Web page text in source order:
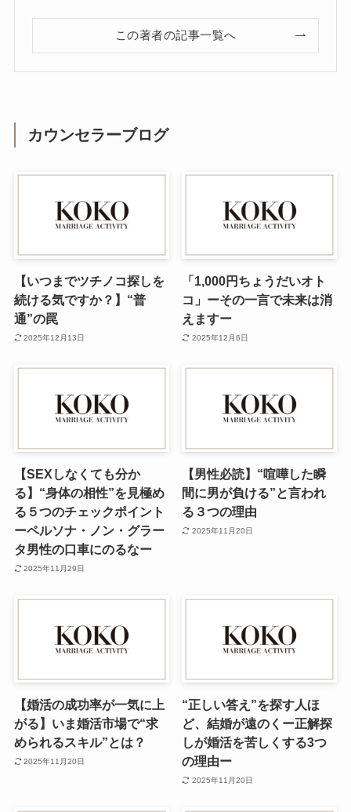
この著者の記事一覧へ
カウンセラーブログ
【いつまでツチノコ探しを
続ける気ですか？】“普
通”の罠
2025年12月13日
「1,000円ちょうだいオト
コ」ーその一言で未来は消
えますー
2025年12月6日
【SEXしなくても分か
る】“身体の相性”を見極め
る５つのチェックポイント
ーペルソナ・ノン・グラー
タ男性の口車にのるなー
2025年11月29日
【男性必読】“喧嘩した瞬
間に男が負ける”と言われ
る３つの理由
2025年11月20日
【婚活の成功率が一気に上
がる】いま婚活市場で“求
められるスキル”とは？
2025年11月20日
“正しい答え”を探す人ほ
ど、結婚が遠のくー正解探
しが婚活を苦しくする3つ
の理由ー
2025年11月20日